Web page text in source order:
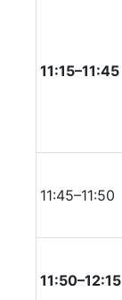
11:15–11:45
11:45–11:50
11:50–12:15